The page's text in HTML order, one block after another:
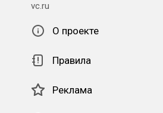
vc.ru
О проекте
Правила
Реклама